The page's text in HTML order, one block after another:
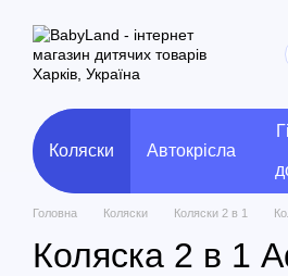
Коляски Автокрісла
Головна Коляски Коляски 2 в 1
Коляска 2 в 1